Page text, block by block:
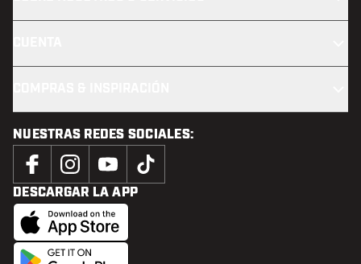
NUESTRAS REDES SOCIALES:
DESCARGAR LA APP